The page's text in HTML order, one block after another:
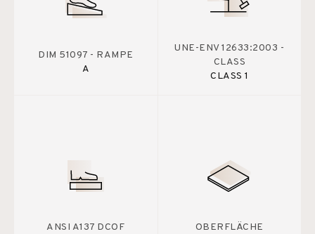
DIM 51097 - RAMPE
A
UNE-ENV 12633:2003 -
CLASS
CLASS 1
ANSI A137 DCOF
OBERFLÄCHE